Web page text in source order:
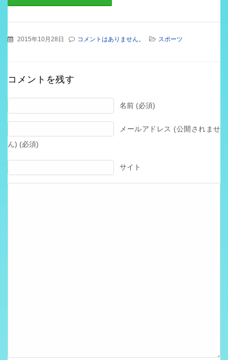
2015年10月28日 コメントはありません。 スポーツ
コメントを残す
名前 (必須)
メールアドレス (公開されませ
ん) (必須)
サイト